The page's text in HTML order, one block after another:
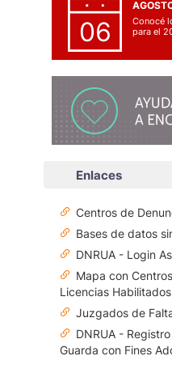
06
Conocé
para el
Enlaces
Centros de
Bases de datos
DNRUA - Login
Mapa con
Licencias Habilitados
Juzgados de
DNRUA -
Guarda con Fines